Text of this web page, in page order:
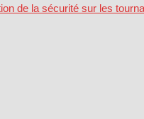
de la sécurité sur les